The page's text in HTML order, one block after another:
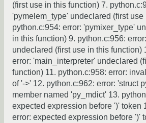
(first use in this function) 7.
'pymelem_type' undeclared (first use
python.c:954: error: 'pymixer_type'
in this function) 9. python.c:956:
undeclared (first use in this function)
error: 'main_interpreter' undeclared
function) 11. python.c:958: error:
of '->' 12. python.c:962: error: 'struct
member named 'py_mdict' 13.
expected expression before ')' token
error: expected expression before ')'